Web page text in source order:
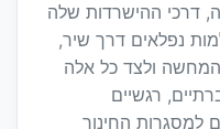
דרכי ההישרדות שלה
נפלאים דרך שיר,
המחשה ולצד כל אלה
רגשיים
למסגרות החינוך